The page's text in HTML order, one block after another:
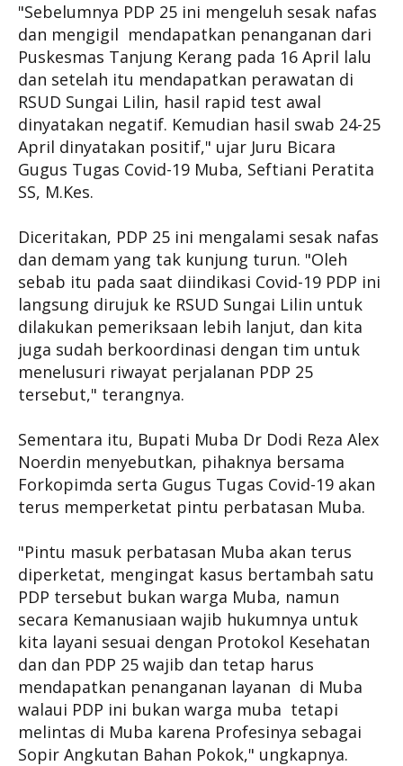
"Sebelumnya PDP 25 ini mengeluh sesak nafas
dan mengigil mendapatkan penanganan dari
Puskesmas Tanjung Kerang pada 16 April lalu
dan setelah itu mendapatkan perawatan di
RSUD Sungai Lilin, hasil rapid test awal
dinyatakan negatif. Kemudian hasil swab 24-25
April dinyatakan positif," ujar Juru Bicara
Gugus Tugas Covid-19 Muba, Seftiani Peratita
SS, M.Kes.
Diceritakan, PDP 25 ini mengalami sesak nafas
dan demam yang tak kunjung turun. "Oleh
sebab itu pada saat diindikasi Covid-19 PDP ini
langsung dirujuk ke RSUD Sungai Lilin untuk
dilakukan pemeriksaan lebih lanjut, dan kita
juga sudah berkoordinasi dengan tim untuk
menelusuri riwayat perjalanan PDP 25
tersebut," terangnya.
Sementara itu, Bupati Muba Dr Dodi Reza Alex
Noerdin menyebutkan, pihaknya bersama
Forkopimda serta Gugus Tugas Covid-19 akan
terus memperketat pintu perbatasan Muba.
"Pintu masuk perbatasan Muba akan terus
diperketat, mengingat kasus bertambah satu
PDP tersebut bukan warga Muba, namun
secara Kemanusiaan wajib hukumnya untuk
kita layani sesuai dengan Protokol Kesehatan
dan dan PDP 25 wajib dan tetap harus
mendapatkan penanganan layanan di Muba
walaui PDP ini bukan warga muba tetapi
melintas di Muba karena Profesinya sebagai
Sopir Angkutan Bahan Pokok," ungkapnya.